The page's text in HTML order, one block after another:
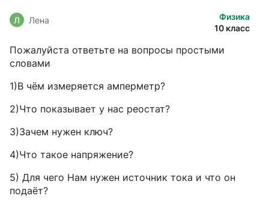
Физика
10 класс
Л Лена
Пожалуйста ответьте на вопросы простыми
словами
1)В чём измеряется амперметр?
2)Что показывает у нас реостат?
3)Зачем нужен ключ?
4)Что такое напряжение?
5) Для чего Нам нужен источник тока и что он
подаёт?